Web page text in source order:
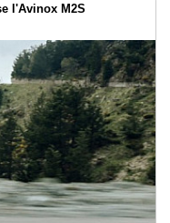
l'Avinox M2S